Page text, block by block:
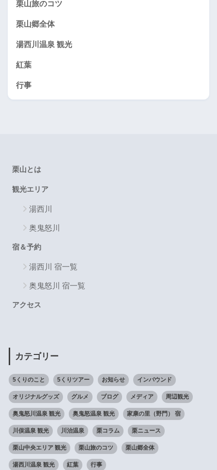
栗山旅のコツ
栗山郷全体
湯西川温泉 観光
紅葉
行事
栗山とは
観光エリア
湯西川
奥鬼怒川
宿＆予約
湯西川 宿一覧
奥鬼怒川 宿一覧
アクセス
カテゴリー
5くりのこと 5くりツアー お知らせ インバウンド
オリジナルグッズ グルメ ブログ メディア 周辺観光
奥鬼怒川温泉 観光 奥鬼怒温泉 観光 家康の里（野門） 宿
川俣温泉 観光 川治温泉 栗コラム 栗ニュース
栗山中央エリア 観光 栗山旅のコツ 栗山郷全体
湯西川温泉 観光 紅葉 行事